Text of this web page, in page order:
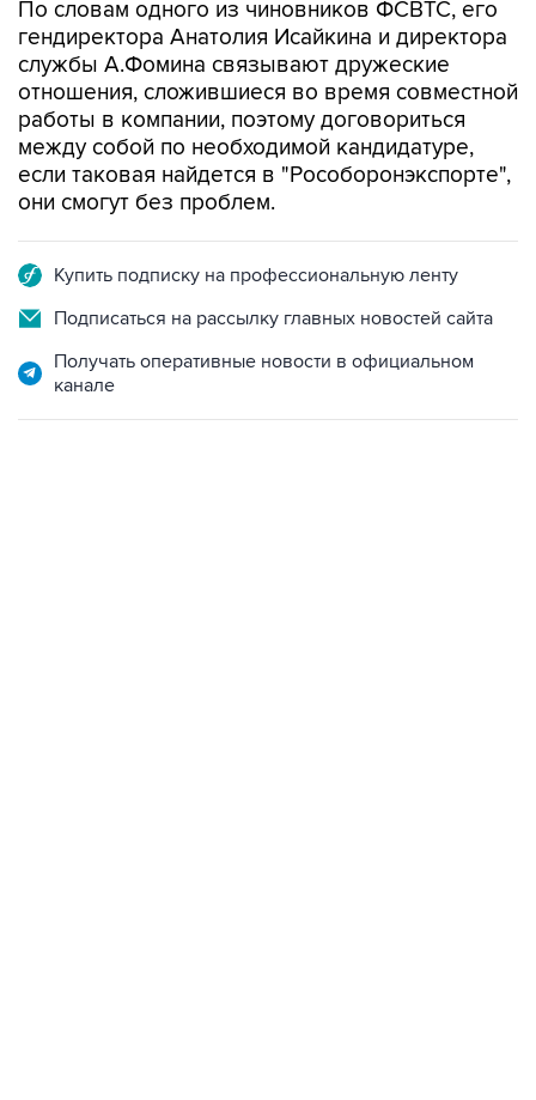
службы А.Фомина связывают дружеские
отношения, сложившиеся во время совместной
работы в компании, поэтому договориться
между собой по необходимой кандидатуре,
если таковая найдется в "Рособоронэкспорте",
они смогут без проблем.
Подписаться на рассылку главных новостей сайта
Получать оперативные новости в официальном